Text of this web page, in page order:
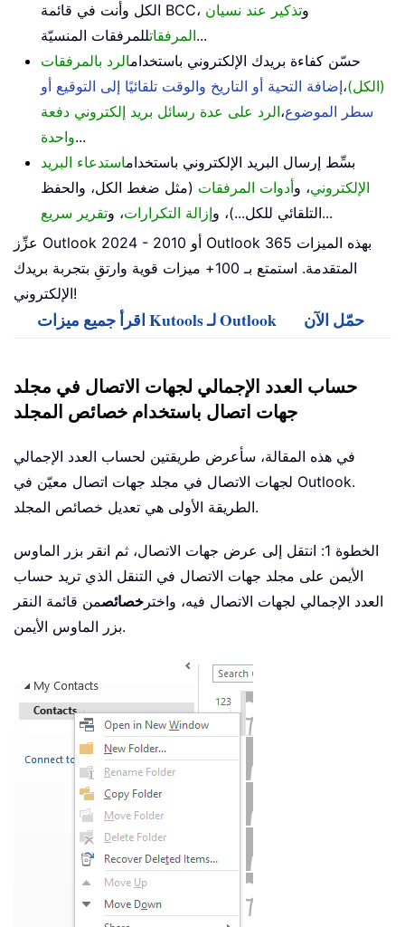
الكل وأنت في قائمة BCC، وتذكير عند نسيان
المرفقاتللمرفقات المنسيّة...
حسّن كفاءة بريدك الإلكتروني باستخدامالرد بالمرفقات
(الكل)،إضافة التحية أو التاريخ والوقت تلقائيًا إلى التوقيع أو
سطر الموضوع،الرد على عدة رسائل بريد إلكتروني دفعة
واحدة...
بسِّط إرسال البريد الإلكتروني باستخداماستدعاء البريد
الإلكتروني، وأدوات المرفقات (مثل ضغط الكل، والحفظ
التلقائي للكل...)، وإزالة التكرارات، وتقرير سريع
...
عزِّز Outlook 2024 - 2010 أو Outlook 365 بهذه الميزات
المتقدمة. استمتع بـ 100+ ميزات قوية وارتقِ بتجربة بريدك
الإلكتروني!
اقرأ جميع ميزات Kutools لـ Outlook حمّل الآن
حساب العدد الإجمالي لجهات الاتصال في مجلد
جهات اتصال باستخدام خصائص المجلد
في هذه المقالة، سأعرض طريقتين لحساب العدد الإجمالي
لجهات الاتصال في مجلد جهات اتصال معيّن في Outlook.
الطريقة الأولى هي تعديل خصائص المجلد.
الخطوة 1: انتقل إلى عرض جهات الاتصال، ثم انقر بزر الماوس
الأيمن على مجلد جهات الاتصال في التنقل الذي تريد حساب
العدد الإجمالي لجهات الاتصال فيه، واختر خصائصمن قائمة النقر
بزر الماوس الأيمن.